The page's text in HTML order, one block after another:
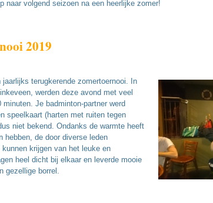
naar volgend seizoen na een heerlijke zomer!
2019
terugkerende zomertoernooi. In
werden deze avond met veel
Je badminton-partner werd
speelkaart (harten met ruiten tegen
niet bekend. Ondanks de warmte heeft
hebben, de door diverse leden
krijgen van het leuke en
heel dicht bij elkaar en leverde mooie
gezellige borrel.